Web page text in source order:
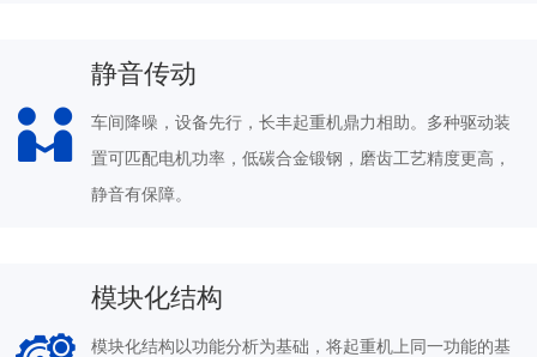
静音传动
车间降噪，设备先行，长丰起重机鼎力相助。多种驱动装
置可匹配电机功率，低碳合金锻钢，磨齿工艺精度更高，
静音有保障。
模块化结构
模块化结构以功能分析为基础，将起重机上同一功能的基